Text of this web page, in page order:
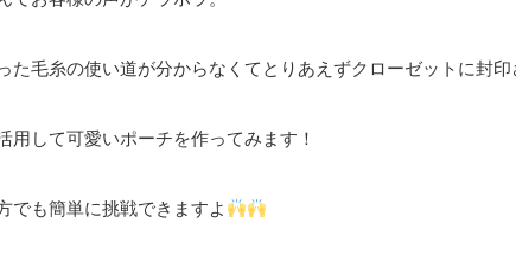
た毛糸の使い道が分からなくてとりあえずクローゼットに封
用して可愛いポーチを作ってみます！
も簡単に挑戦できますよ